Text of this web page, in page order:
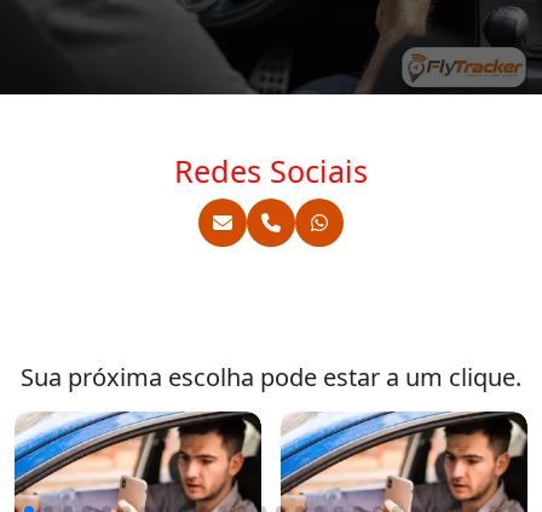
Redes Sociais
Sua próxima escolha pode estar a um clique.